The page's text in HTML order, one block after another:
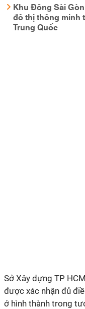
Khu Đông Sài
đô thị thông minh
Trung Quốc
Sở Xây dựng TP
được xác nhận đủ
ở hình thành trong